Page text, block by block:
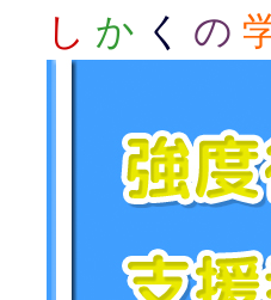
し か く の